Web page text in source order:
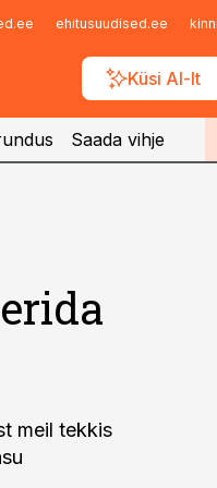
ehitusuudised.ee
Küsi AI-lt
Saada vihje
meil tekkis